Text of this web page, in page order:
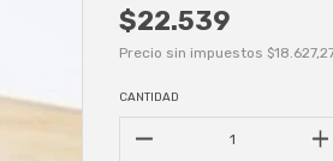
$22.539
Precio sin impuestos
CANTIDAD